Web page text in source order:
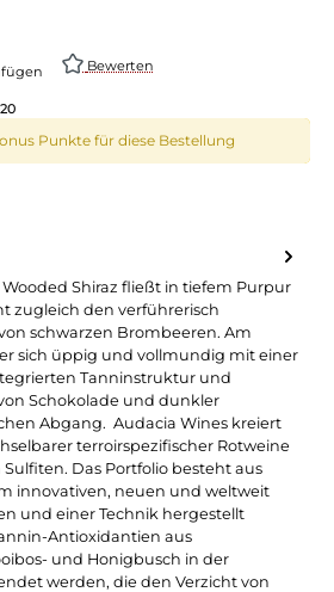
verfügbar.)
Bewerten
Punkte für diese Bestellung
Wooded Shiraz fließt in tiefem Purpur
zugleich den verführerisch
schwarzen Brombeeren. Am
sich üppig und vollmundig mit einer
Tanninstruktur und
Schokolade und dunkler
Abgang. Audacia Wines kreiert
terroirspezifischer Rotweine
Das Portfolio besteht aus
innovativen, neuen und weltweit
und einer Technik hergestellt
Antioxidantien aus
und Honigbusch in der
werden, die den Verzicht von